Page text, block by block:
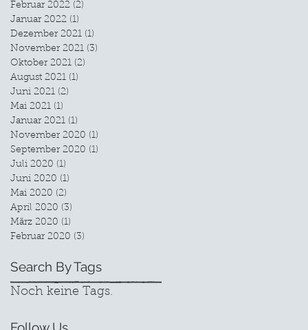
Februar 2022 (2)
Januar 2022 (1)
Dezember 2021 (1)
November 2021 (3)
Oktober 2021 (2)
August 2021 (1)
Juni 2021 (2)
Mai 2021 (1)
Januar 2021 (1)
November 2020 (1)
September 2020 (1)
Juli 2020 (1)
Juni 2020 (1)
Mai 2020 (2)
April 2020 (3)
März 2020 (1)
Februar 2020 (3)
Search By Tags
Noch keine Tags.